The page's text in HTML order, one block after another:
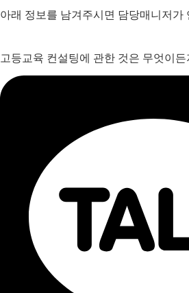
아래 정보를 남겨주시면 담당매니저가
고등교육 컨설팅에 관한 것은 무엇이